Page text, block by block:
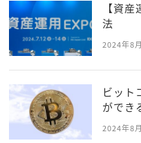
【資
法
2024年8
ビット
ができ
2024年8